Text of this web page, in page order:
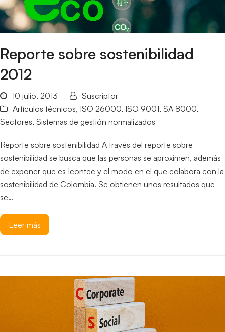
Reporte sobre sostenibilidad
2012
10 julio, 2013
Suscriptor
Artículos técnicos, ISO 26000, ISO 9001, SA 8000,
Sectores, Sistemas de gestión normalizados
Reporte sobre sostenibilidad A través del reporte sobre
sostenibilidad se busca que las personas se aproximen, además
de exponer que es Icontec y el modo en el que colabora con la
sostenibilidad de Colombia. Se obtienen unos resultados que
se…
Leer más